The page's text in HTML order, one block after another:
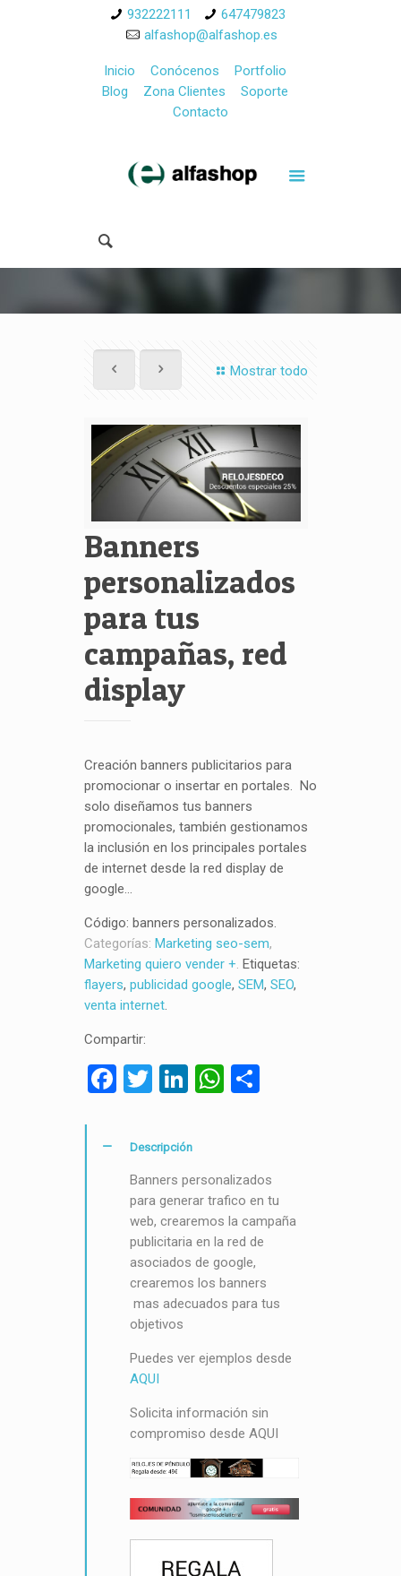
932222111
647479823
alfashop@alfashop.es
Inicio Conócenos
Portfolio
Blog
Zona Clientes
Soporte
Contacto
Mostrar todo
Banners
personalizados
para tus
campañas, red
display
Creación banners publicitarios para
promocionar o insertar en portales. No
solo diseñamos tus banners
promocionales, también gestionamos
la inclusión en los principales portales
de internet desde la red display de
google…
Código: banners personalizados.
Categorías: Marketing seo-sem,
Marketing quiero vender +. Etiquetas:
flayers, publicidad google, SEM, SEO,
venta internet.
Compartir:
Facebook
Twitter
LinkedIn
WhatsApp
Descripción
Banners personalizados
para generar trafico en tu
web, crearemos la campaña
publicitaria en la red de
asociados de google,
crearemos los banners
mas adecuados para tus
objetivos
Puedes ver ejemplos desde
AQUI
Solicita información sin
compromiso desde AQUI